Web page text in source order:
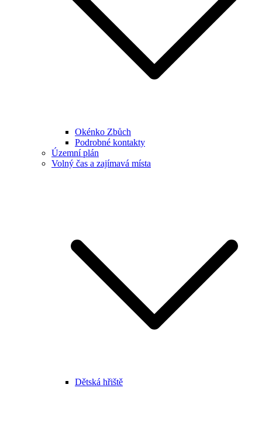
Okénko Zbůch
Podrobné kontakty
Územní plán
Volný čas a zajímavá místa
Dětská hřiště